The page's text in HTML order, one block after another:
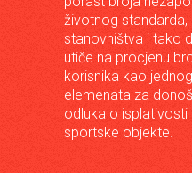
životnog standarda,
stanovništva i tako
utiče na procjenu
korisnika kao
elemenata za
odluka o isplativosti
sportske objekte.